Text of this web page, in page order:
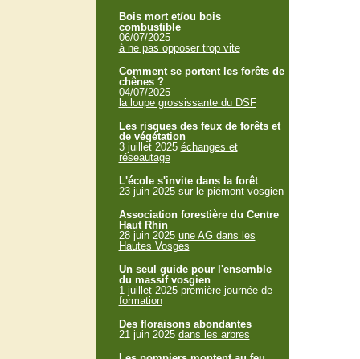
Bois mort et/ou bois
combustible
06/07/2025
à ne pas opposer trop vite
Comment se portent les forêts de
chênes ?
04/07/2025
la loupe grossissante du DSF
Les risques des feux de forêts et
de végétation
3 juillet 2025 échanges et
réseautage
L'école s'invite dans la forêt
23 juin 2025 sur le piémont vosgien
Association forestière du Centre
Haut Rhin
28 juin 2025 une AG dans les
Hautes Vosges
Un seul guide pour l'ensemble
du massif vosgien
1 juillet 2025 première journée de
formation
Des floraisons abondantes
21 juin 2025 dans les arbres